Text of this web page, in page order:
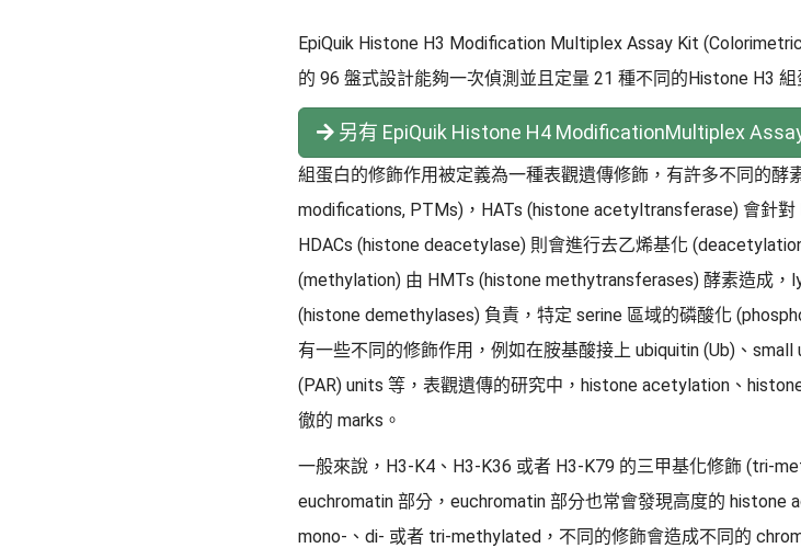
EpiQuik Histone H3 Modification Multiplex Assay Kit
的 96 盤式設計能夠一次偵測並且定量 21 種不同的Histone H3
另有 EpiQuik Histone H4 ModificationMultiplex
組蛋白的修飾作用被定義為一種表觀遺傳修飾，有許多不同的
modifications, PTMs)，HATs (histone acetyltransferase) 會針
HDACs (histone deacetylase) 則會進行去乙烯基化
(methylation) 由 HMTs (histone methytransferases) 酵素造成，
(histone demethylases) 負責，特定 serine 區域的磷酸化
有一些不同的修飾作用，例如在胺基酸接上 ubiquitin (Ub)、
(PAR) units 等，表觀遺傳的研究中，histone acetylation、
徹的 marks。
一般來說，H3-K4、H3-K36 或者 H3-K79 的三甲基化修飾 (tri-
euchromatin 部分，euchromatin 部分也常會發現高度的 histone
mono-、di- 或者 tri-methylated，不同的修飾會造成不同的